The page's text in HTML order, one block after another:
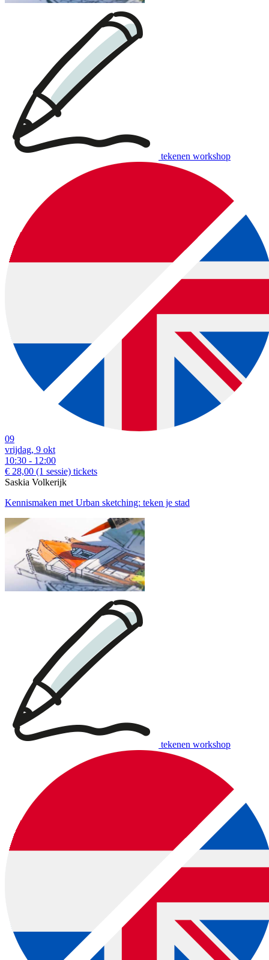
tekenen workshop
09
vrijdag, 9 okt
10:30 - 12:00
€ 28,00 (1 sessie) tickets
Saskia Volkerijk
Kennismaken met Urban sketching: teken je stad
tekenen workshop